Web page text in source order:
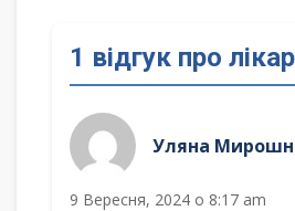
1 відгук про
Уляна
9 Вересня, 2024 о 8:17 am